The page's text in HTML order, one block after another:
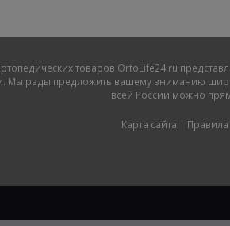
товаров OrtoLife24.ru
Мы рады предложить вашему вниманию
всей России можно
Карта сайта |